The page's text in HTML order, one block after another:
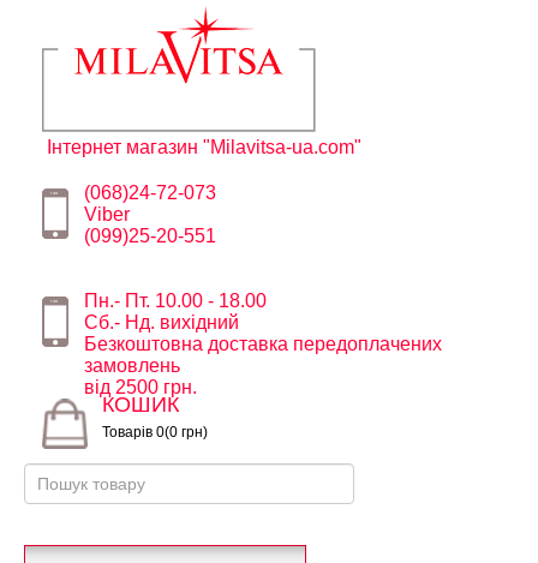
Інтернет магазин "Milavitsa-ua.com"
(068)24-72-073
Viber
(099)25-20-551
Пн.- Пт. 10.00 - 18.00
Сб.- Нд. вихідний
Безкоштовна доставка передоплачених
замовлень
від 2500 грн.
КОШИК
Товарів 0(0 грн)